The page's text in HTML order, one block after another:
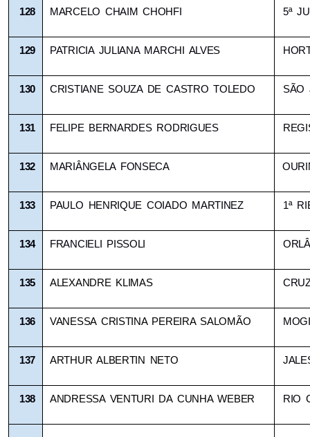
128 MARCELO CHAIM CHOHFI 5ª
129 PATRICIA JULIANA MARCHI ALVES
130 CRISTIANE SOUZA DE CASTRO TOLEDO SÃO
131 FELIPE BERNARDES RODRIGUES
132 MARIÂNGELA FONSECA
133 PAULO HENRIQUE COIADO MARTINEZ 1ª
134 FRANCIELI PISSOLI
135 ALEXANDRE KLIMAS
136 VANESSA CRISTINA PEREIRA SALOMÃO
137 ARTHUR ALBERTIN NETO
138 ANDRESSA VENTURI DA CUNHA WEBER RIO